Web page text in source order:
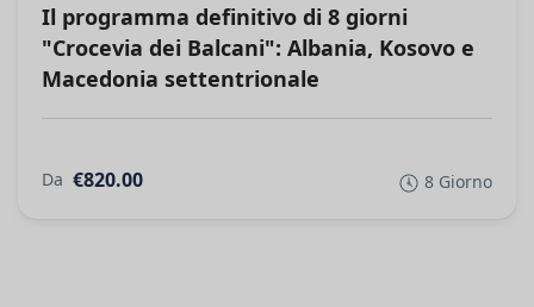
Il programma definitivo di 8 giorni
"Crocevia dei Balcani": Albania, Kosovo e
Macedonia settentrionale
Da €820.00 8 Giorno